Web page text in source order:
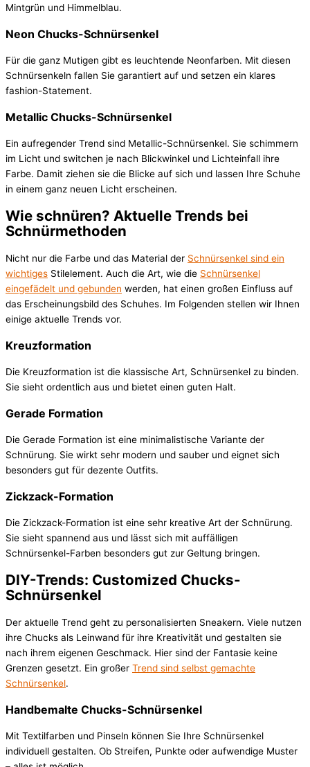
Mintgrün und Himmelblau.
Neon Chucks-Schnürsenkel
Für die ganz Mutigen gibt es leuchtende Neonfarben. Mit diesen
Schnürsenkeln fallen Sie garantiert auf und setzen ein klares
fashion-Statement.
Metallic Chucks-Schnürsenkel
Ein aufregender Trend sind Metallic-Schnürsenkel. Sie schimmern
im Licht und switchen je nach Blickwinkel und Lichteinfall ihre
Farbe. Damit ziehen sie die Blicke auf sich und lassen Ihre Schuhe
in einem ganz neuen Licht erscheinen.
Wie schnüren? Aktuelle Trends bei
Schnürmethoden
Nicht nur die Farbe und das Material der Schnürsenkel sind ein
wichtiges Stilelement. Auch die Art, wie die Schnürsenkel
eingefädelt und gebunden werden, hat einen großen Einfluss auf
das Erscheinungsbild des Schuhes. Im Folgenden stellen wir Ihnen
einige aktuelle Trends vor.
Kreuzformation
Die Kreuzformation ist die klassische Art, Schnürsenkel zu binden.
Sie sieht ordentlich aus und bietet einen guten Halt.
Gerade Formation
Die Gerade Formation ist eine minimalistische Variante der
Schnürung. Sie wirkt sehr modern und sauber und eignet sich
besonders gut für dezente Outfits.
Zickzack-Formation
Die Zickzack-Formation ist eine sehr kreative Art der Schnürung.
Sie sieht spannend aus und lässt sich mit auffälligen
Schnürsenkel-Farben besonders gut zur Geltung bringen.
DIY-Trends: Customized Chucks-
Schnürsenkel
Der aktuelle Trend geht zu personalisierten Sneakern. Viele nutzen
ihre Chucks als Leinwand für ihre Kreativität und gestalten sie
nach ihrem eigenen Geschmack. Hier sind der Fantasie keine
Grenzen gesetzt. Ein großer Trend sind selbst gemachte
Schnürsenkel.
Handbemalte Chucks-Schnürsenkel
Mit Textilfarben und Pinseln können Sie Ihre Schnürsenkel
individuell gestalten. Ob Streifen, Punkte oder aufwendige Muster